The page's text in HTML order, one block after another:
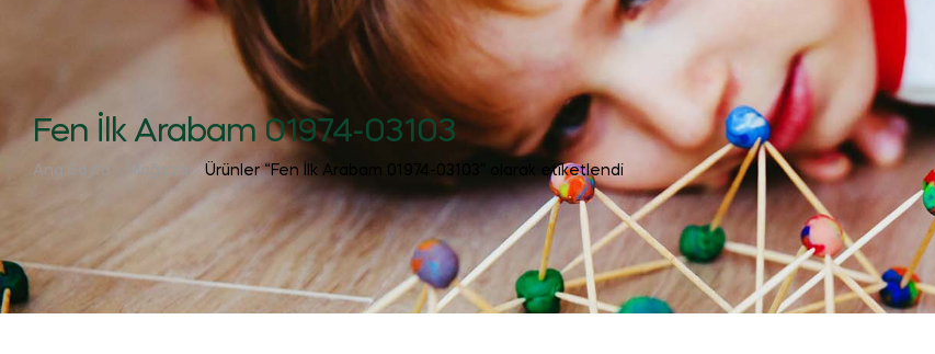
Fen İlk Arabam 01974-03103
Ana Sayfa Ürünler “Fen İlk Arabam 01974-03103” olarak etiketlendi